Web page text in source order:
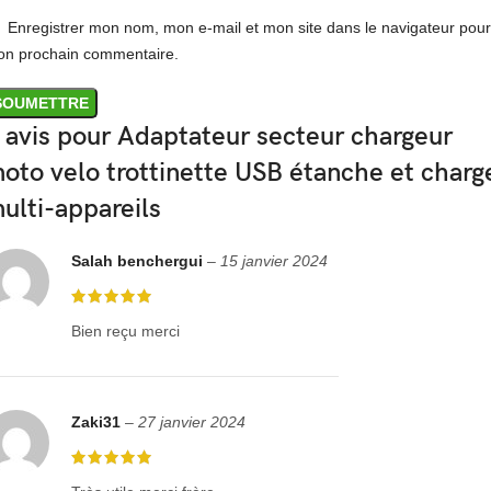
Contenu du paquet
1 * kit de chargeur de moto
Marque
Plastique ABS + silicone
Does not apply
Catégorie
Auto, moto – pièces, accessoires > Moto: accessoires > Autres
pourAdaptateur secteur chargeur
velo trottinette USB étanche et
appareils
Salah benchergui – 15 janvier 2024
Bien reçu merci
Zaki31 – 27 janvier 2024
Enregistrer mon nom, mon e-mail et mon site dans le navigateur pour
prochain commentaire.